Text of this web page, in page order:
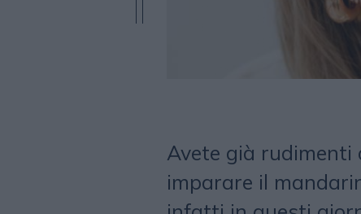
Avete già rudimenti
imparare il